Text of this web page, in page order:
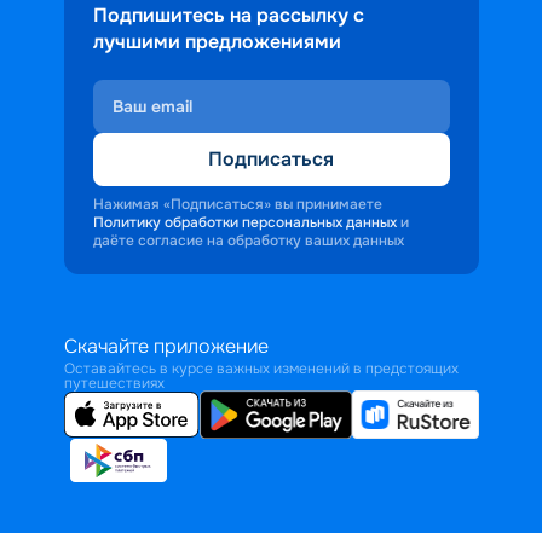
Подпишитесь на рассылку с
лучшими предложениями
Подписаться
Нажимая «Подписаться» вы принимаете
Политику обработки персональных данных и
даёте согласие на обработку ваших данных
Скачайте приложение
Оставайтесь в курсе важных изменений в предстоящих
путешествиях